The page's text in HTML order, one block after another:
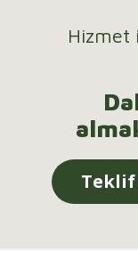
Hizmet
Teklif